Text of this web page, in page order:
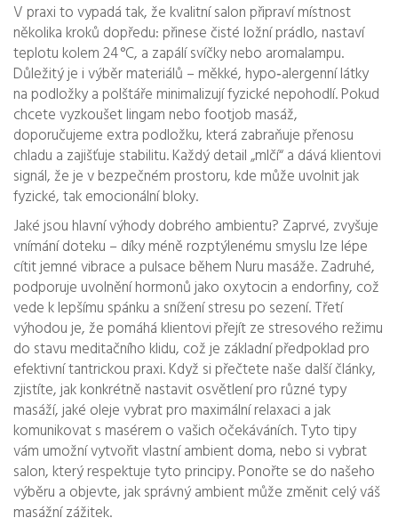
V praxi to vypadá tak, že kvalitní salon připraví místnost
několika kroků dopředu: přinese čisté ložní prádlo, nastaví
teplotu kolem 24 °C, a zapálí svíčky nebo aromalampu.
Důležitý je i výběr materiálů – měkké, hypo‑alergenní látky
na podložky a polštáře minimalizují fyzické nepohodlí. Pokud
chcete vyzkoušet lingam nebo footjob masáž,
doporučujeme extra podložku, která zabraňuje přenosu
chladu a zajišťuje stabilitu. Každý detail „mlčí“ a dává klientovi
signál, že je v bezpečném prostoru, kde může uvolnit jak
fyzické, tak emocionální bloky.
Jaké jsou hlavní výhody dobrého ambientu? Zaprvé, zvyšuje
vnímání doteku – díky méně rozptýlenému smyslu lze lépe
cítit jemné vibrace a pulsace během Nuru masáže. Zadruhé,
podporuje uvolnění hormonů jako oxytocin a endorfiny, což
vede k lepšímu spánku a snížení stresu po sezení. Třetí
výhodou je, že pomáhá klientovi přejít ze stresového režimu
do stavu meditačního klidu, což je základní předpoklad pro
efektivní tantrickou praxi. Když si přečtete naše další články,
zjistíte, jak konkrétně nastavit osvětlení pro různé typy
masáží, jaké oleje vybrat pro maximální relaxaci a jak
komunikovat s masérem o vašich očekáváních. Tyto tipy
vám umožní vytvořit vlastní ambient doma, nebo si vybrat
salon, který respektuje tyto principy. Ponořte se do našeho
výběru a objevte, jak správný ambient může změnit celý váš
masážní zážitek.